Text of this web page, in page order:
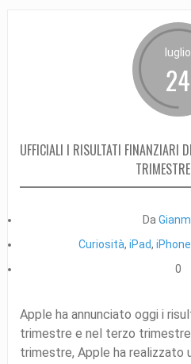
luglio
24
UFFICIALI I RISULTATI FINANZIARI
Da
Curiosità, iPad, iPhone
0
Apple ha annunciato oggi i
trimestre e nel terzo
trimestre, Apple ha realizzato